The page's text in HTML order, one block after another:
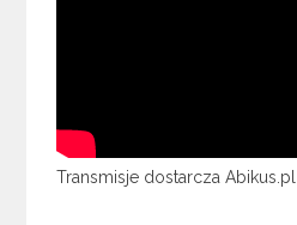
Transmisje dostarcza Abikus.pl